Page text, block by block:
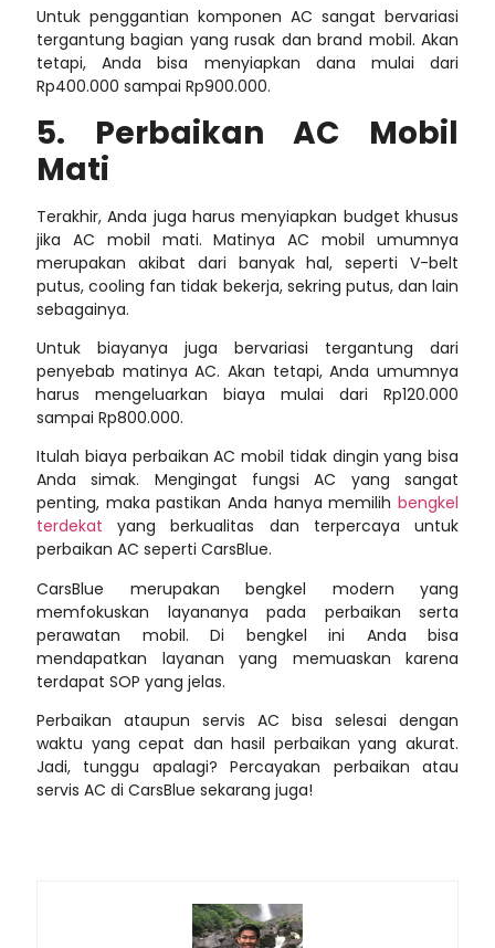
Untuk penggantian komponen AC sangat bervariasi
tergantung bagian yang rusak dan brand mobil. Akan
tetapi, Anda bisa menyiapkan dana mulai dari
Rp400.000 sampai Rp900.000.
5. Perbaikan AC Mobil
Mati
Terakhir, Anda juga harus menyiapkan budget khusus
jika AC mobil mati. Matinya AC mobil umumnya
merupakan akibat dari banyak hal, seperti V-belt
putus, cooling fan tidak bekerja, sekring putus, dan lain
sebagainya.
Untuk biayanya juga bervariasi tergantung dari
penyebab matinya AC. Akan tetapi, Anda umumnya
harus mengeluarkan biaya mulai dari Rp120.000
sampai Rp800.000.
Itulah biaya perbaikan AC mobil tidak dingin yang bisa
Anda simak. Mengingat fungsi AC yang sangat
penting, maka pastikan Anda hanya memilih bengkel
terdekat yang berkualitas dan terpercaya untuk
perbaikan AC seperti CarsBlue.
CarsBlue merupakan bengkel modern yang
memfokuskan layananya pada perbaikan serta
perawatan mobil. Di bengkel ini Anda bisa
mendapatkan layanan yang memuaskan karena
terdapat SOP yang jelas.
Perbaikan ataupun servis AC bisa selesai dengan
waktu yang cepat dan hasil perbaikan yang akurat.
Jadi, tunggu apalagi? Percayakan perbaikan atau
servis AC di CarsBlue sekarang juga!